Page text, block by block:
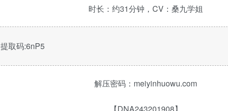
时长：约31分钟，CV：桑九学姐
提取码:6nP5
解压密码：meiyinhuowu.com